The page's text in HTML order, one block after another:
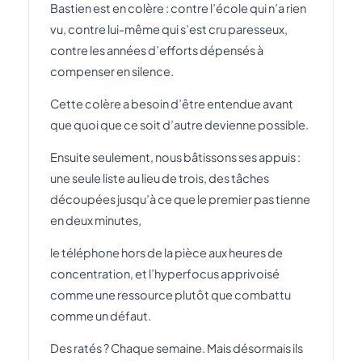
Bastien est en colère : contre l’école qui n’a rien
vu, contre lui-même qui s’est cru paresseux,
contre les années d’efforts dépensés à
compenser en silence.
Cette colère a besoin d’être entendue avant
que quoi que ce soit d’autre devienne possible.
Ensuite seulement, nous bâtissons ses appuis :
une seule liste au lieu de trois, des tâches
découpées jusqu’à ce que le premier pas tienne
en deux minutes,
le téléphone hors de la pièce aux heures de
concentration, et l’hyperfocus apprivoisé
comme une ressource plutôt que combattu
comme un défaut.
Des ratés ? Chaque semaine. Mais désormais ils